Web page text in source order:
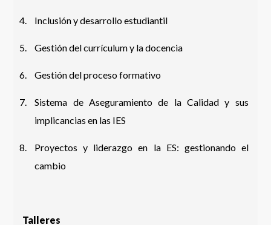
Inclusión y desarrollo estudiantil
Gestión del currículum y la docencia
Gestión del proceso formativo
Sistema de Aseguramiento de la Calidad y sus
implicancias en las IES
Proyectos y liderazgo en la ES: gestionando el
cambio
Talleres